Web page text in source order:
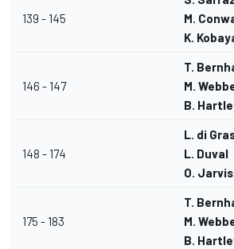
139 - 145
M.
K.
146 - 147
T.
M.
B.
148 - 174
L. di
L. Duval
O. Jarvis
175 - 183
T.
M.
B.